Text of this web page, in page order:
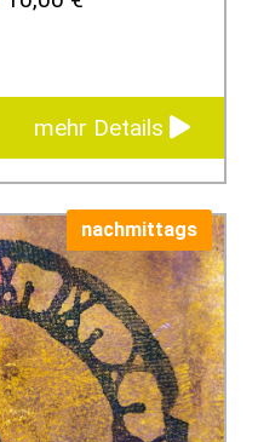
mehr Details
nachmittags